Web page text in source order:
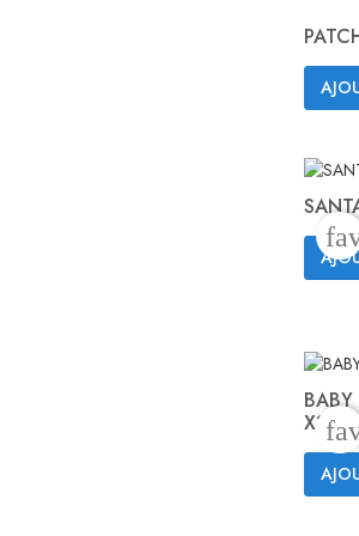
BABY
X3